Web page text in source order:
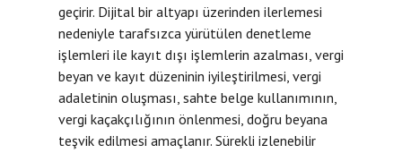
geçirir. Dijital bir altyapı üzerinden ilerlemesi
nedeniyle tarafsızca yürütülen denetleme
işlemleri ile kayıt dışı işlemlerin azalması, vergi
beyan ve kayıt düzeninin iyileştirilmesi, vergi
adaletinin oluşması, sahte belge kullanımının,
vergi kaçakçılığının önlenmesi, doğru beyana
teşvik edilmesi amaçlanır. Sürekli izlenebilir